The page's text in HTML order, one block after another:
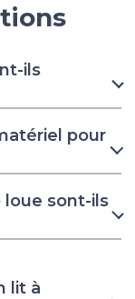
ils
pour
loue sont-ils
lit à